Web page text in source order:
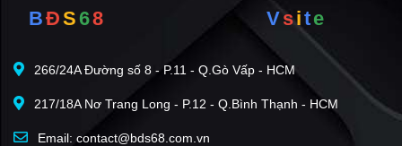
KĐT Bình Minh
CSEDP Lotus
The Central Thanh Hóa
(1)
Xuân Mai Tower
BĐS68 Vsite
266/24A Đường số 8 - P.11 - Q.Gò Vấp - HCM
217/18A Nơ Trang Long - P.12 - Q.Bình Thạnh - HCM
Email: contact@bds68.com.vn